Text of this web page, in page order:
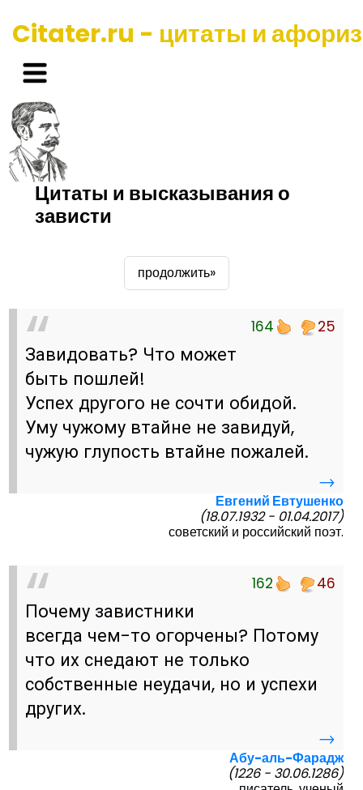
Citater.ru - цитаты и
Цитаты и высказывания о
зависти
продолжить»
164 25
Завидовать? Что может
быть пошлей!
Успех другого не сочти обидой.
Уму чужому втайне не завидуй,
чужую глупость втайне пожалей.
→
Евгений Евтушенко
(18.07.1932 - 01.04.2017)
советский и российский поэт.
162 46
Почему завистники
всегда чем-то огорчены? Потому
что их снедают не только
собственные неудачи, но и успехи
других.
→
Абу-аль-Фарадж
(1226 - 30.06.1286)